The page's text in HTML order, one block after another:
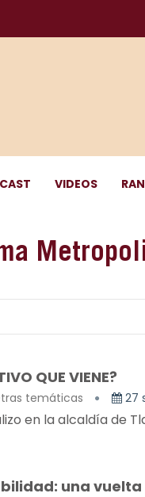
VIDEOS
QUE VIENE?
temáticas 27
en la alcaldía de
una